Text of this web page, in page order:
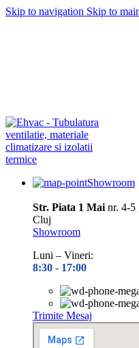
Skip to navigation Skip to
Showroom
Str. Piata 1 Mai nr. 4-5
Cluj
Showroom
Luni – Vineri:
8:30 - 17:00
Trimite Mesaj